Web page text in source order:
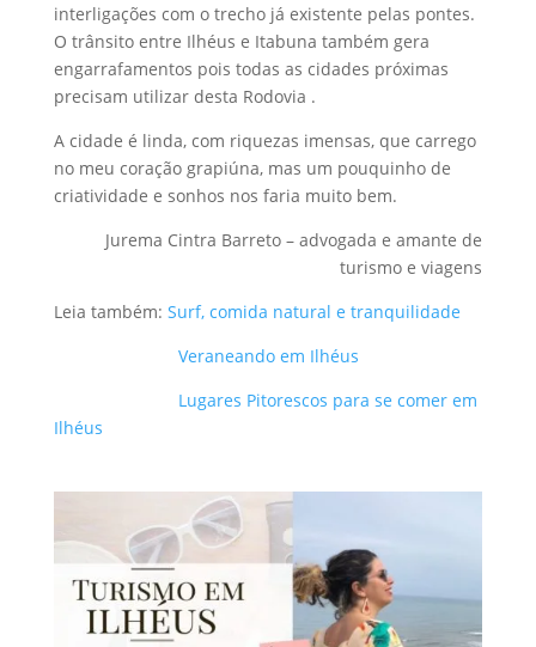
interligações com o trecho já existente pelas pontes.
O trânsito entre Ilhéus e Itabuna também gera
engarrafamentos pois todas as cidades próximas
precisam utilizar desta Rodovia .
A cidade é linda, com riquezas imensas, que carrego
no meu coração grapiúna, mas um pouquinho de
criatividade e sonhos nos faria muito bem.
Jurema Cintra Barreto – advogada e amante de
turismo e viagens
Leia também: Surf, comida natural e tranquilidade
Veraneando em Ilhéus
Lugares Pitorescos para se comer em
Ilhéus